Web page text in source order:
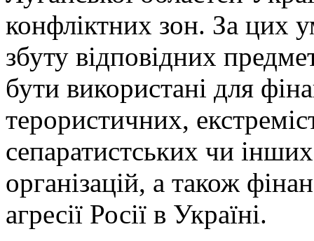
конфліктних зон. За цих
збуту відповідних
бути використані для
терористичних,
сепаратистських чи
організацій, а також
агресії Росії в Україні.